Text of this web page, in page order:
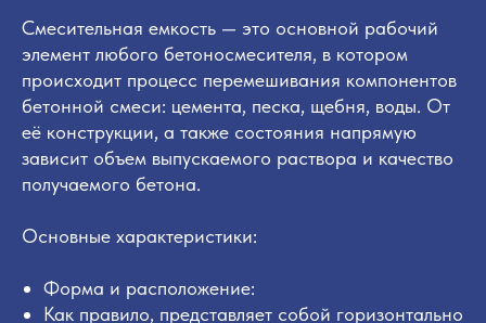
Смесительная емкость — это основной рабочий
элемент любого бетоносмесителя, в котором
происходит процесс перемешивания компонентов
бетонной смеси: цемента, песка, щебня, воды. От
её конструкции, а также состояния напрямую
зависит объем выпускаемого раствора и качество
получаемого бетона.
Основные характеристики:
Форма и расположение:
Как правило, представляет собой горизонтально